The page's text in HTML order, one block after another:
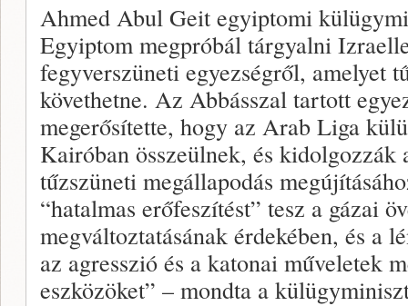
Ahmed Abul Geit egyiptomi
Egyiptom megpróbál tárgyalni
fegyverszüneti egyezségről, amelyet
követhetne. Az Abbásszal tartott
megerősítette, hogy az Arab Liga
Kairóban összeülnek, és kidolgozzák
tűzszüneti megállapodás
“hatalmas erőfeszítést” tesz a gázai
megváltoztatásának érdekében, és a
az agresszió és a katonai műveletek
eszközöket” – mondta a